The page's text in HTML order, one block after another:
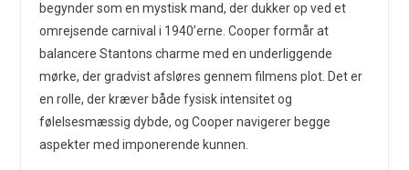
begynder som en mystisk mand, der dukker op ved et
omrejsende carnival i 1940’erne. Cooper formår at
balancere Stantons charme med en underliggende
mørke, der gradvist afsløres gennem filmens plot. Det er
en rolle, der kræver både fysisk intensitet og
følelsesmæssig dybde, og Cooper navigerer begge
aspekter med imponerende kunnen.